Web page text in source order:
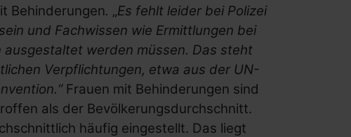
Behinderungen. „Es fehlt leider bei Polizei
und Fachwissen wie Ermittlungen bei
ausgestaltet werden müssen. Das steht
Verpflichtungen, etwa aus der UN-
Frauen mit Behinderungen sind
als der Bevölkerungsdurchschnitt.
häufig eingestellt. Das liegt